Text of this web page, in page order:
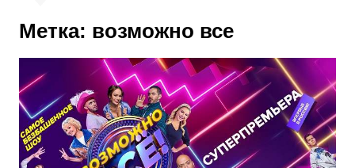
Метка: возможно все